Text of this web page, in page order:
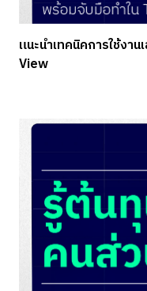
แนะนำเทคนิคการใช้งา
View